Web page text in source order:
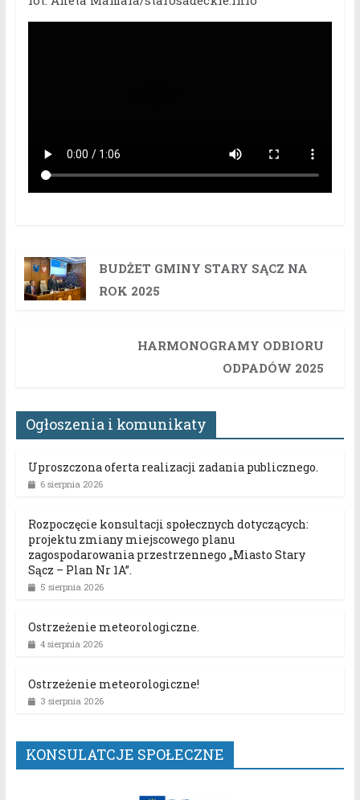
BUDŻET GMINY STARY SĄCZ NA
ROK 2025
HARMONOGRAMY ODBIORU
ODPADÓW 2025
Ogłoszenia i komunikaty
Uproszczona oferta realizacji zadania publicznego.
6 sierpnia 2026
Rozpoczęcie konsultacji społecznych dotyczących:
projektu zmiany miejscowego planu
zagospodarowania przestrzennego „Miasto Stary
Sącz – Plan Nr 1A”.
5 sierpnia 2026
Ostrzeżenie meteorologiczne.
4 sierpnia 2026
Ostrzeżenie meteorologiczne!
3 sierpnia 2026
KONSULATCJE SPOŁECZNE